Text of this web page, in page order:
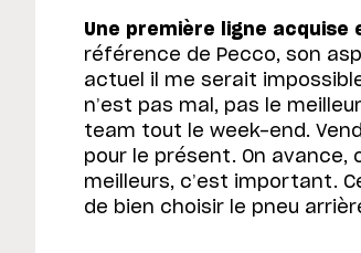
Une première ligne acquise
référence de Pecco, son
actuel il me serait
n’est pas mal, pas le
team tout le week-end.
pour le présent. On avance,
meilleurs, c’est important.
de bien choisir le pneu